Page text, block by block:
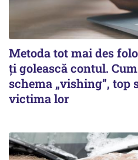
Metoda tot mai des
ți golească contul.
schema „vishing”, top
victima lor